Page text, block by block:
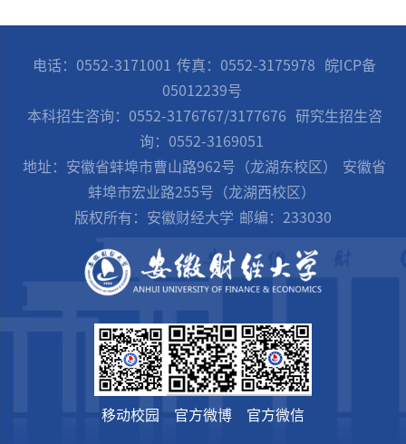
电话：0552-3171001 传真：0552-3175978
皖ICP备
05012239号
本科招生咨询：0552-3176767/3177676
研究生招生咨
询：0552-3169051
地址：安徽省蚌埠市曹山路962号（龙湖东校区）
安徽省
蚌埠市宏业路255号（龙湖西校区）
版权所有：安徽财经大学 邮编：233030
移动校园 官方微博 官方微信